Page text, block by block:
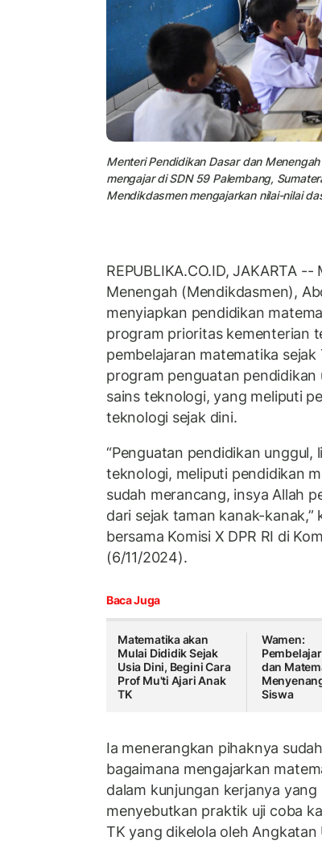
Menteri Pendidikan Dasar dan
mengajar di SDN 59 Palembang,
Mendikdasmen mengajarkan nilai-nilai
REPUBLIKA.CO.ID, JAKARTA
Menengah (Mendikdasmen),
menyiapkan pendidikan
program prioritas kementerian
pembelajaran matematika
program penguatan pendidikan
sains teknologi, yang meliputi
teknologi sejak dini.
“Penguatan pendidikan unggul,
teknologi, meliputi pendidikan
sudah merancang, insya Allah
dari sejak taman kanak-kanak,”
bersama Komisi X DPR RI di
(6/11/2024).
Baca Juga
Matematika akan
Mulai Dididik Sejak
Usia Dini, Begini Cara
Prof Mu'ti Ajari Anak
TK
Wamen:
dan
Siswa
Ia menerangkan pihaknya
bagaimana mengajarkan
dalam kunjungan kerjanya
menyebutkan praktik uji coba
TK yang dikelola oleh Angkatan